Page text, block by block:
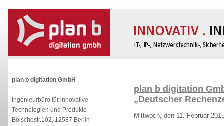
plan b digitation GmbH
Ingenieurbüro für innovative
Technologien und Produkte
Bölschestr.102, 12587 Berlin
plan b digitation
„Deutscher
Mittwoch, den 11. Februar